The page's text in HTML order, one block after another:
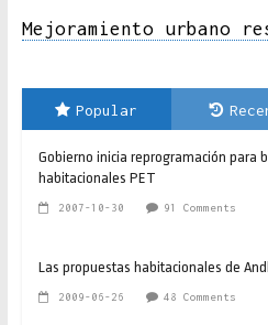
Mejoramiento urbano
Popular
Gobierno inicia reprogramación para
habitacionales PET
2007-10-30 91 Comments
Las propuestas habitacionales de
2009-06-26 48 Comments